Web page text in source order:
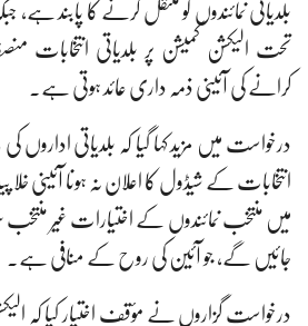
تحت الیکشن کمیشن پر بلدیاتی انتخابات
کرانے کی آئینی ذمہ داری عائد ہوتی ہے۔
درخواست میں مزید کہا گیا کہ بلدیاتی
انتخابات کے شیڈول کا اعلان نہ ہونا آئینی خلا
میں منتخب نمائندوں کے اختیارات غیر منتخب
جائیں گے، جو آئین کی روح کے منافی ہے۔